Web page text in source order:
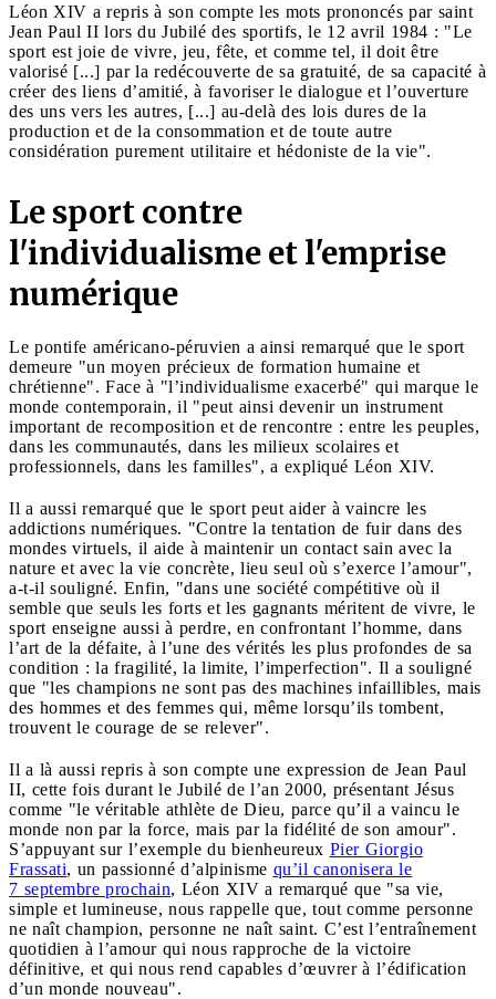
Léon XIV a repris à son compte les mots prononcés par saint
Jean Paul II lors du Jubilé des sportifs, le 12 avril 1984 : "Le
sport est joie de vivre, jeu, fête, et comme tel, il doit être
valorisé [...] par la redécouverte de sa gratuité, de sa capacité à
créer des liens d’amitié, à favoriser le dialogue et l’ouverture
des uns vers les autres, [...] au-delà des lois dures de la
production et de la consommation et de toute autre
considération purement utilitaire et hédoniste de la vie".
Le sport contre
l'individualisme et l'emprise
numérique
Le pontife américano-péruvien a ainsi remarqué que le sport
demeure "un moyen précieux de formation humaine et
chrétienne". Face à "l’individualisme exacerbé" qui marque le
monde contemporain, il "peut ainsi devenir un instrument
important de recomposition et de rencontre : entre les peuples,
dans les communautés, dans les milieux scolaires et
professionnels, dans les familles", a expliqué Léon XIV.
Il a aussi remarqué que le sport peut aider à vaincre les
addictions numériques. "Contre la tentation de fuir dans des
mondes virtuels, il aide à maintenir un contact sain avec la
nature et avec la vie concrète, lieu seul où s’exerce l’amour",
a-t-il souligné. Enfin, "dans une société compétitive où il
semble que seuls les forts et les gagnants méritent de vivre, le
sport enseigne aussi à perdre, en confrontant l’homme, dans
l’art de la défaite, à l’une des vérités les plus profondes de sa
condition : la fragilité, la limite, l’imperfection". Il a souligné
que "les champions ne sont pas des machines infaillibles, mais
des hommes et des femmes qui, même lorsqu’ils tombent,
trouvent le courage de se relever".
Il a là aussi repris à son compte une expression de Jean Paul
II, cette fois durant le Jubilé de l’an 2000, présentant Jésus
comme "le véritable athlète de Dieu, parce qu’il a vaincu le
monde non par la force, mais par la fidélité de son amour".
S’appuyant sur l’exemple du bienheureux Pier Giorgio
Frassati, un passionné d’alpinisme qu’il canonisera le
7 septembre prochain, Léon XIV a remarqué que "sa vie,
simple et lumineuse, nous rappelle que, tout comme personne
ne naît champion, personne ne naît saint. C’est l’entraînement
quotidien à l’amour qui nous rapproche de la victoire
définitive, et qui nous rend capables d’œuvrer à l’édification
d’un monde nouveau".